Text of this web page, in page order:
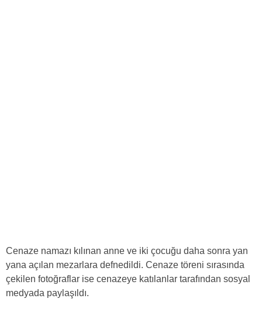
Cenaze namazı kılınan anne ve iki çocuğu daha sonra yan
yana açılan mezarlara defnedildi. Cenaze töreni sırasında
çekilen fotoğraflar ise cenazeye katılanlar tarafından sosyal
medyada paylaşıldı.